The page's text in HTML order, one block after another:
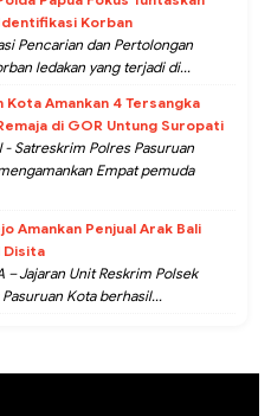
Korban
Pencarian dan Pertolongan
ledakan yang terjadi di...
Kota Amankan 4 Tersangka
di GOR Untung Suropati
- Satreskrim Polres Pasuruan
Empat pemuda
Amankan Penjual Arak Bali
Disita
– Jajaran Unit Reskrim Polsek
Kota berhasil...